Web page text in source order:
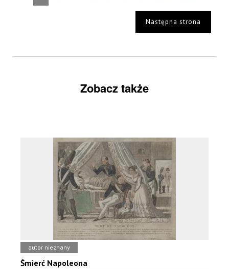
Następna strona
Zobacz także
autor nieznany
Śmierć Napoleona